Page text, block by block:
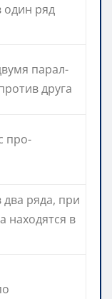
один ряд
парал­
друга
про­
два ряда, при
находятся в